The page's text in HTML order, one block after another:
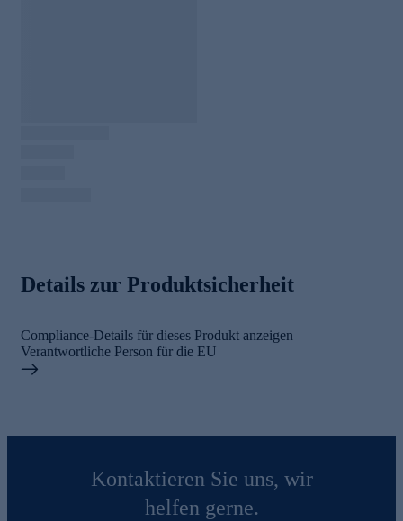
Details zur Produktsicherheit
Compliance-Details für dieses Produkt anzeigen
Verantwortliche Person für die EU
Kontaktieren Sie uns, wir
helfen gerne.